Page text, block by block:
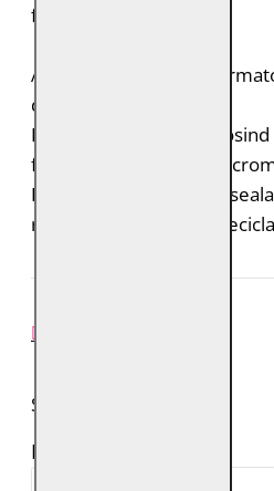
frumoasa.
Acest produs contine
durabile:
Pielea este tabacita
fara adaos de saruri de
Poliester reciclat:
realizata din poliester
SPUNE-ŢI PAREREA
Numele tău: